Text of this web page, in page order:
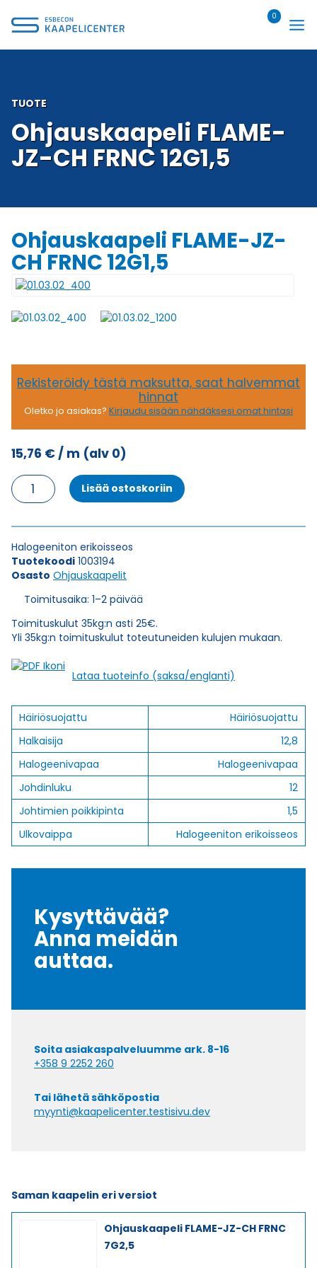
sisältöön
0
TUOTE
Ohjauskaapeli FLAME-
JZ-CH FRNC 12G1,5
Ohjauskaapeli FLAME-JZ-
CH FRNC 12G1,5
Rekisteröidy tästä maksutta, saat halvemmat
hinnat
Oletko jo asiakas? Kirjaudu sisään nähdäksesi omat hintasi
15,76 €/ m (alv 0)
Ohjauskaapeli
FLAME-
CH
12G1,5
määrä
Lisää ostoskoriin
Halogeeniton erikoisseos
Tuotekoodi 1003194
Osasto Ohjauskaapelit
Toimitusaika: 1–2 päivää
Toimituskulut 35kg:n asti 25€.
Yli 35kg:n toimituskulut toteutuneiden kulujen mukaan.
Lataa tuoteinfo (saksa/englanti)
Häiriösuojattu
Häiriösuojattu
Halkaisija
12,8
Halogeenivapaa
Halogeenivapaa
Johdinluku
12
Johtimien poikkipinta
1,5
Ulkovaippa
Halogeeniton erikoisseos
Kysyttävää?
Anna meidän
auttaa.
Soita asiakaspalveluumme ark. 8-16
+358 9 2252 260
Tai lähetä sähköpostia
myynti@kaapelicenter.testisivu.dev
Saman kaapelin eri versiot
Ohjauskaapeli FLAME-JZ-CH FRNC
7G2,5